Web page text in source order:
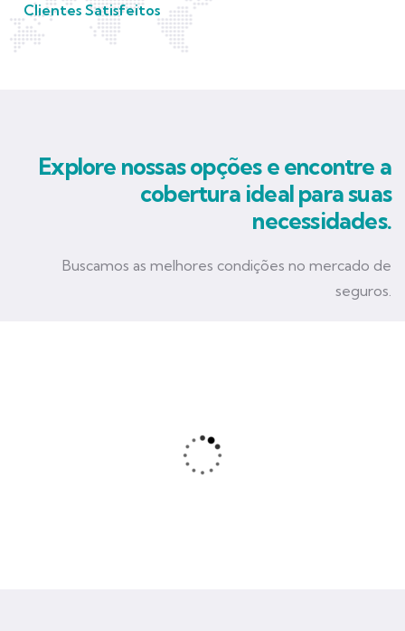
Clientes Satisfeitos
Explore nossas opções e encontre a
cobertura ideal para suas
necessidades.
Buscamos as melhores condições no mercado de
seguros.